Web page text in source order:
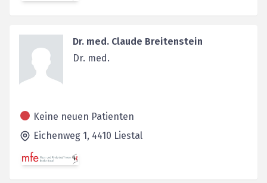
Dr. med. Claude Breitenstein
Dr. med.
Keine neuen Patienten
Eichenweg 1, 4410 Liestal